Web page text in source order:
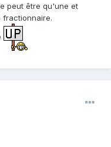
peut être qu'une et
fractionnaire.